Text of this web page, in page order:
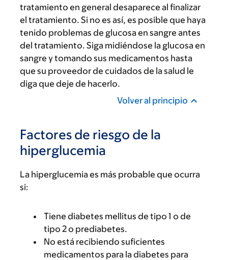
tratamiento en general desaparece al finalizar
el tratamiento. Si no es así, es posible que haya
tenido problemas de glucosa en sangre antes
del tratamiento. Siga midiéndose la glucosa en
sangre y tomando sus medicamentos hasta
que su proveedor de cuidados de la salud le
diga que deje de hacerlo.
Volver al principio
Factores de riesgo de la
hiperglucemia
La hiperglucemia es más probable que ocurra
si:
Tiene diabetes mellitus de tipo 1 o de
tipo 2 o prediabetes.
No está recibiendo suficientes
medicamentos para la diabetes para